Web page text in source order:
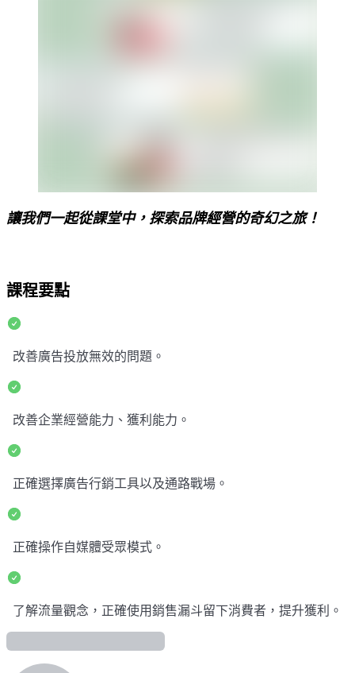
讓我們一起從課堂中，探索品牌經營的奇幻之旅！
課程要點
改善廣告投放無效的問題。
改善企業經營能力、獲利能力。
正確選擇廣告行銷工具以及通路戰場。
正確操作自媒體受眾模式。
了解流量觀念，正確使用銷售漏斗留下消費者，提升獲利。